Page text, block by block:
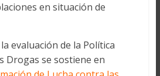
en situación de
evaluación de la Política
Drogas se sostiene en